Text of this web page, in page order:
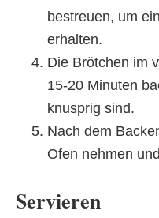
bestreuen, um
erhalten.
Die Brötchen im
15-20 Minuten
knusprig sind.
Nach dem
Ofen nehmen
Servieren